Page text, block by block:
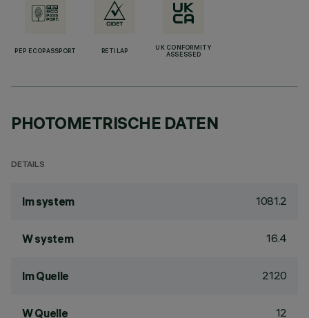
PEP ECOPASSPORT RETILAP
UK CONFORMITY
ASSESSED
PHOTOMETRISCHE DATEN
DETAILS
lm system 1081.2
W system 16.4
lm Quelle 2120
W Quelle 12